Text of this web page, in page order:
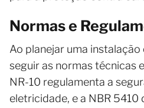
Normas e
Ao planejar uma instalação
seguir as normas técnicas
NR-10 regulamenta a
eletricidade, e a NBR 5410